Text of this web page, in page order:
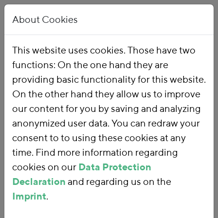
Our Work Topics Environmental Financial Reform
Environmental
Financial Reform
With an environmental financial
reform
About Cookies
This website uses cookies. Those have two
functions: On the one hand they are
providing basic functionality for this website.
On the other hand they allow us to improve
our content for you by saving and analyzing
anonymized user data. You can redraw your
consent to to using these cookies at any
time. Find more information regarding
cookies on our Data Protection
Declaration and regarding us on the
Imprint.